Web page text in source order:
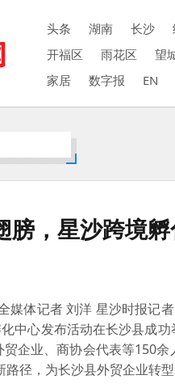
头条 湖南 长沙
开福区
雨花区 望
家居
数字报 EN
膀，星沙跨境
媒体记者 刘洋 星沙时报记
中心发布活动在长沙县成
企业、商协会代表等150
径，为长沙县外贸企业转